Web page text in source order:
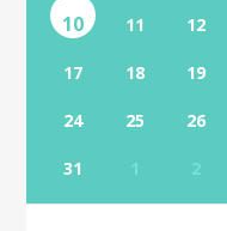
10 11 12
17 18 19
24 25 26
31 1 2